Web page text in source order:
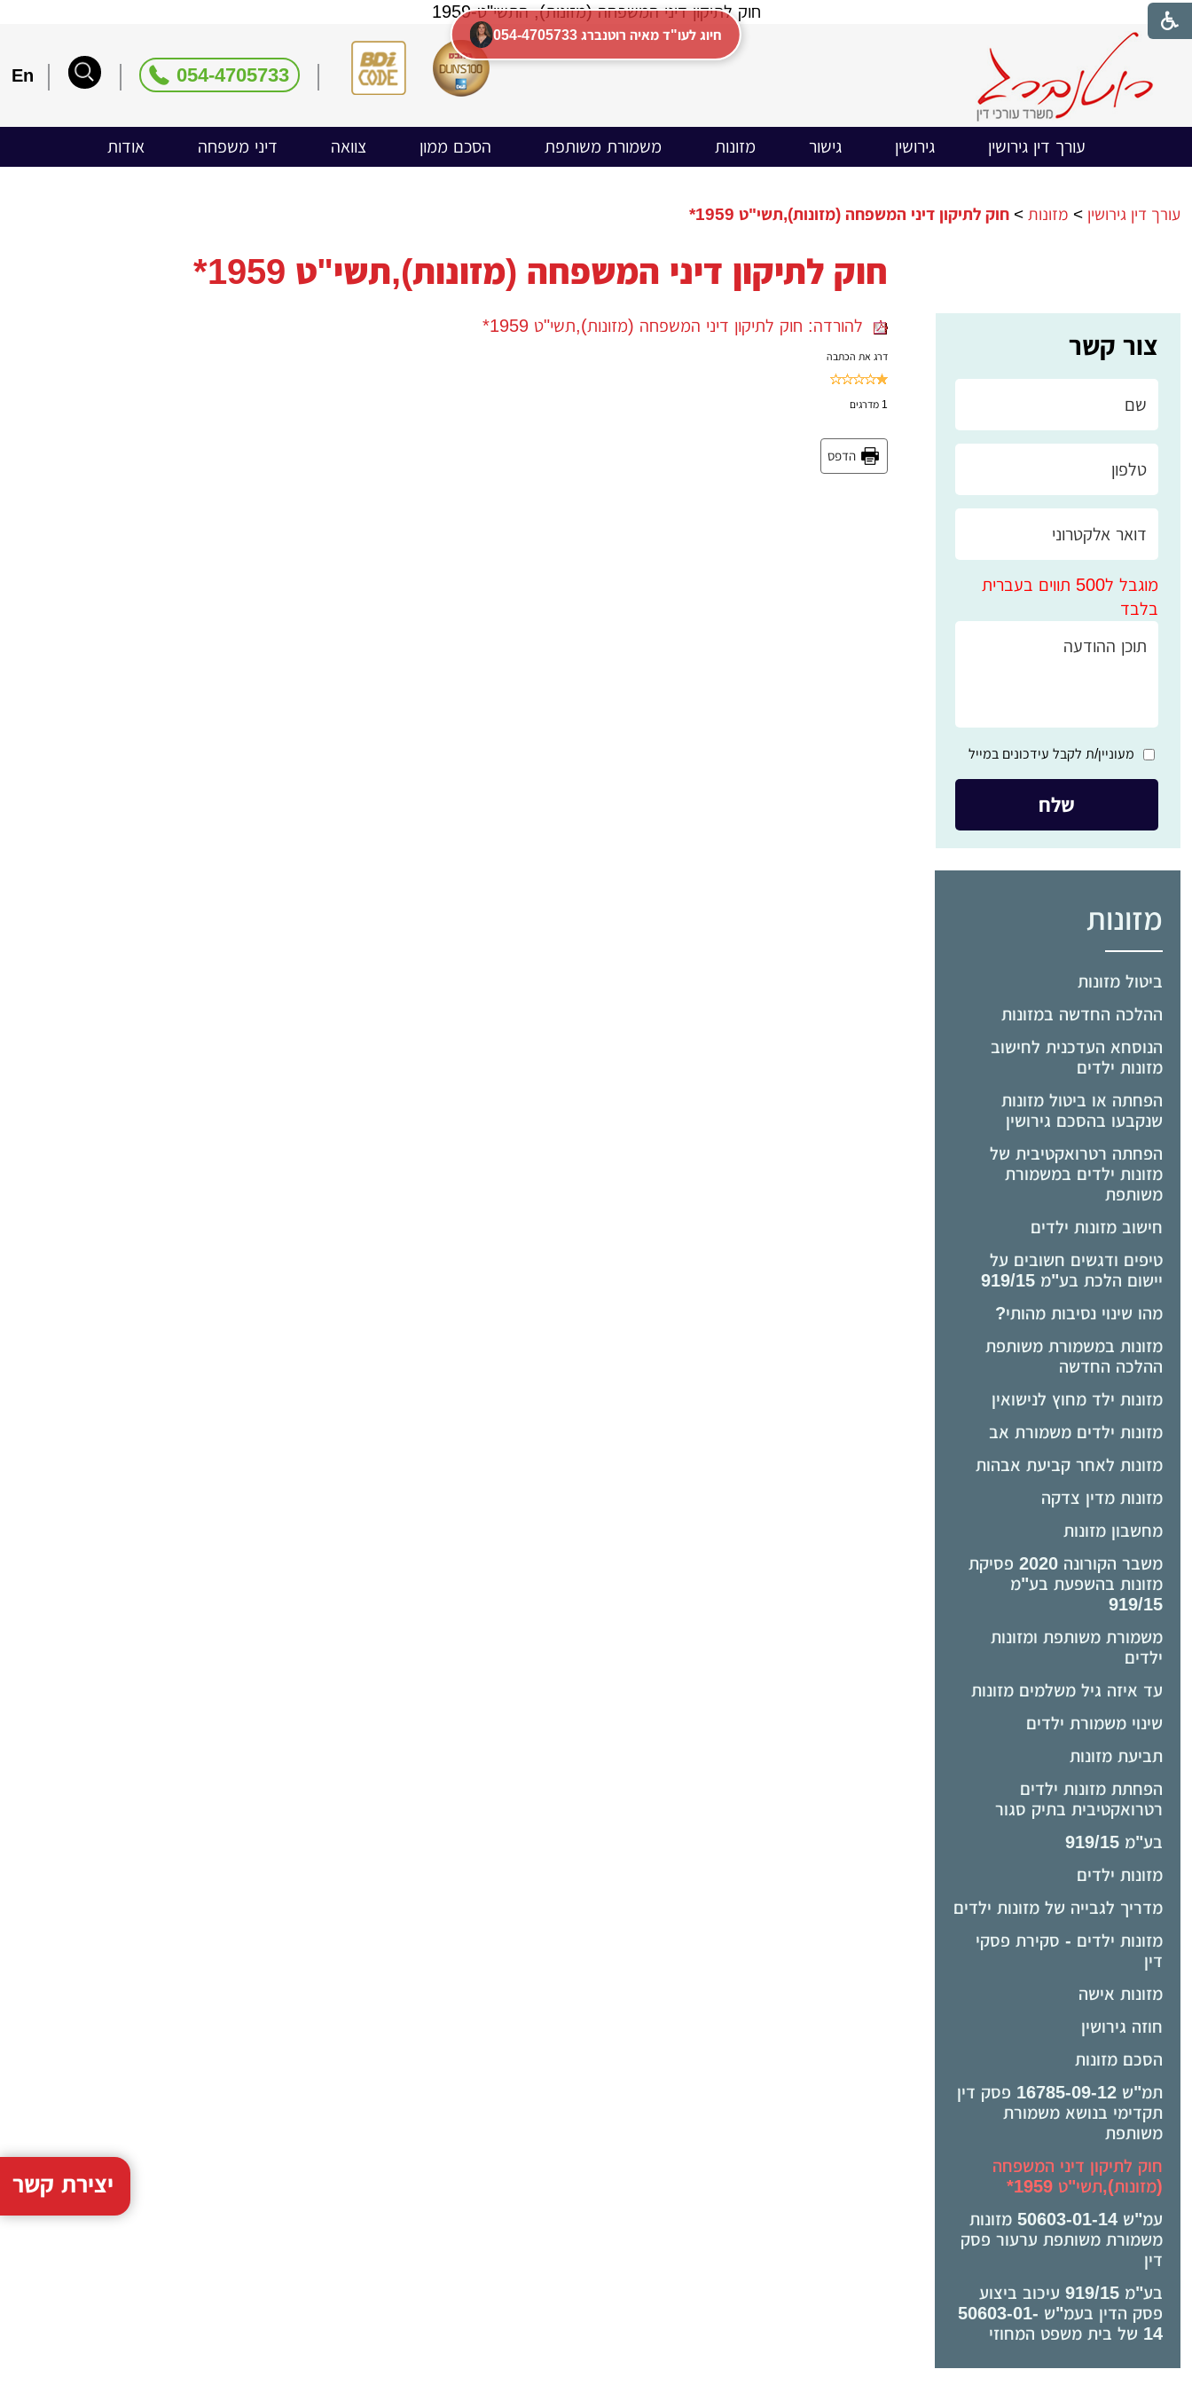
חוק לתיקון דיני המשפחה (מזונות), התשי"ט-1959
054-4705733
En
עורך דין גירושין גירושין גישור מזונות משמורת משותפת הסכם ממון צוואה דיני משפחה אודות
צור קשר
מוגבל ל500 תווים בעברית
בלבד
מעוניין/ת לקבל עידכונים במייל
מזונות
ביטול מזונות
ההלכה החדשה במזונות
הנוסחא העדכנית לחישוב
מזונות ילדים
הפחתה או ביטול מזונות
שנקבעו בהסכם גירושין
הפחתה רטרואקטיבית של
מזונות ילדים במשמורת
משותפת
חישוב מזונות ילדים
טיפים ודגשים חשובים על
יישום הלכת בע"מ 919/15
מהו שינוי נסיבות מהותי?
מזונות במשמורת משותפת
ההלכה החדשה
מזונות ילד מחוץ לנישואין
מזונות ילדים משמורת אב
מזונות לאחר קביעת אבהות
מזונות מדין צדקה
מחשבון מזונות
משבר הקורונה 2020 פסיקת
מזונות בהשפעת בע"מ
919/15
משמורת משותפת ומזונות
ילדים
עד איזה גיל משלמים מזונות
שינוי משמורת ילדים
תביעת מזונות
הפחתת מזונות ילדים
רטרואקטיבית בתיק סגור
בע"מ 919/15
מזונות ילדים
מדריך לגבייה של מזונות ילדים
מזונות ילדים - סקירת פסקי
דין
מזונות אישה
חוזה גירושין
הסכם מזונות
תמ"ש 16785-09-12 פסק דין
תקדימי בנושא משמורת
משותפת
חוק לתיקון דיני המשפחה
(מזונות),תשי"ט ­1959*
עמ"ש 50603-01-14 מזונות
משמורת משותפת ערעור פסק
דין
בע"מ 919/15 עיכוב ביצוע
פסק הדין בעמ"ש 50603-01-
14 של בית משפט המחוזי
עורך דין גירושין > מזונות >חוק לתיקון דיני המשפחה (מזונות),תשי"ט ­1959*
חוק לתיקון דיני המשפחה (מזונות),תשי"ט ­1959*
להורדה: חוק לתיקון דיני המשפחה (מזונות),תשי"ט ­1959*
דרג את הכתבה
1 מדרגים
הדפס
יצירת קשר
054-4705733 חיוג לעו"ד מאיה רוטנברג